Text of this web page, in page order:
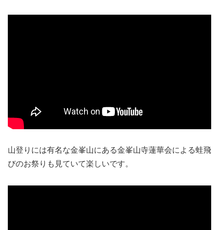
山登りには有名な金峯山にある金峯山寺蓮華会による蛙飛
びのお祭りも見ていて楽しいです。